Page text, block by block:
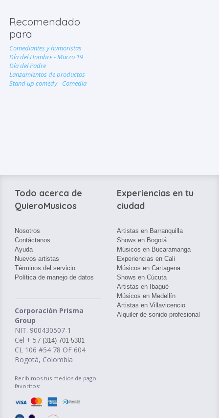
Recomendado
para
Comediantes y humoristas
Día del Hombre - Marzo 19
Día del Padre
Lanzamientos de productos
Stand up comedy - Comedia
Todo acerca de
QuieroMusicos
Nosotros
Contáctanos
Ayuda
Nuevos artistas
Términos del servicio
Política de manejo de datos
Corporación Prisma
Group
NIT. 900430507-1
Cel + 57 (314) 701-5301
CL 106 #54 78 OF 604
Bogotá, Colombia
Recibimos tus medios de pago
favoritos:
Experiencias en tu
ciudad
Artistas en Barranquilla
Shows en Bogotá
Músicos en Bucaramanga
Experiencias en Cali
Músicos en Cartagena
Shows en Cúcuta
Artistas en Ibagué
Músicos en Medellín
Artistas en Villavicencio
Alquiler de sonido profesional